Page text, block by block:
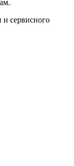
сервисного